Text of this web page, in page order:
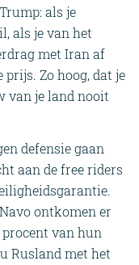
als je
als je van het
met Iran af
Zo hoog, dat je
van je land nooit
defensie gaan
aan de free riders
ontkomen er
van hun
Rusland met het